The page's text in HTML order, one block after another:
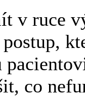
v ruce
co